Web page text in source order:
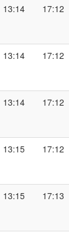
13:14 17:12
13:14 17:12
13:14 17:12
13:15 17:12
13:15 17:13